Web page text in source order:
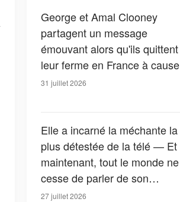
George et Amal Clooney
partagent un message
émouvant alors qu'ils quittent
leur ferme en France à cause
des feux de forêt — Tous les
31 juillet 2026
Elle a incarné la méchante la
plus détestée de la télé — Et
maintenant, tout le monde ne
cesse de parler de son
apparition dans la nouvelle
27 juillet 2026